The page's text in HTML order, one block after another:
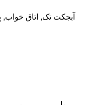
آبجکت تک, اتاق خواب,